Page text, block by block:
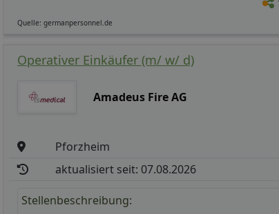
Quelle: germanpersonnel.de
Operativer Einkäufer (m/ w/ d)
Amadeus Fire AG
Pforzheim
aktualisiert seit: 07.08.2026
Stellenbeschreibung: